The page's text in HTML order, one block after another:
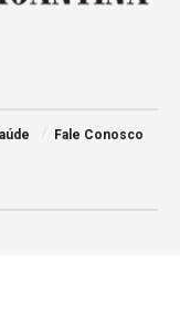
Fale Conosco